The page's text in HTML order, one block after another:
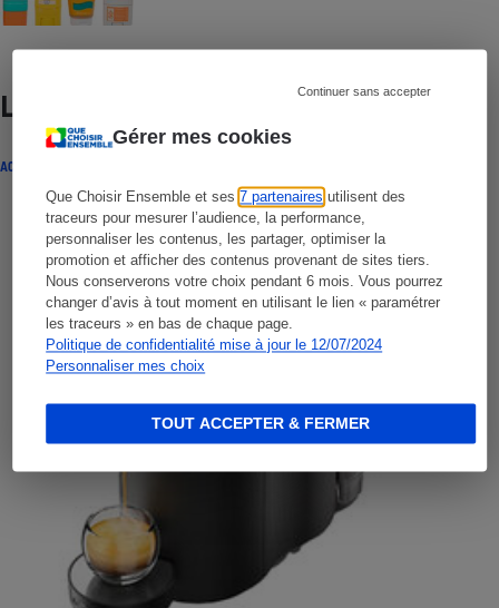
Gérer mes cookies
Que Choisir Ensemble et ses7 partenaires utilisent des
traceurs pour mesurer l’audience, la performance,
personnaliser les contenus, les partager, optimiser la
promotion et afficher des contenus provenant de sites tiers.
Nous conserverons votre choix pendant 6 mois. Vous pourrez
changer d’avis à tout moment en utilisant le lien « paramétrer
les traceurs » en bas de chaque page.
Politique de confidentialité mise à jour le 12/07/2024
Personnaliser mes choix
Continuer sans accepter
TOUT ACCEPTER & FERMER
Lire aussi
ACTUALITÉ